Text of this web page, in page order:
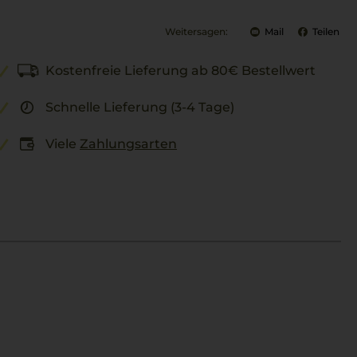
Weitersagen: Mail Teilen
Kostenfreie Lieferung ab 80€ Bestellwert
Schnelle Lieferung (3-4 Tage)
Viele Zahlungsarten